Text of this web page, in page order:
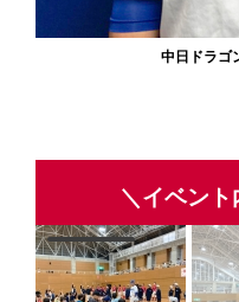
中日ドラ
＼イベント